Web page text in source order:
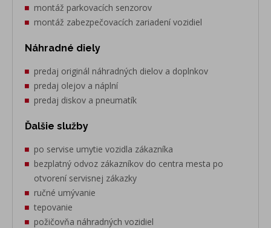
montáž parkovacích senzorov
montáž zabezpečovacích zariadení vozidiel
Náhradné diely
predaj originál náhradných dielov a doplnkov
predaj olejov a náplní
predaj diskov a pneumatík
Ďalšie služby
po servise umytie vozidla zákazníka
bezplatný odvoz zákazníkov do centra mesta po
otvorení servisnej zákazky
ručné umývanie
tepovanie
požičovňa náhradných vozidiel